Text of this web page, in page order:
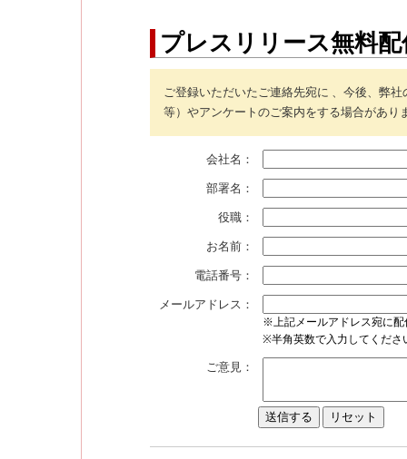
プレスリリース無料
ご登録いただいたご連絡先宛に 、今後、弊
等）やアンケートのご案内をする場合があり
会社名：
部署名：
役職：
お名前：
電話番号：
メールアドレス：
※上記メールアドレス宛に配
※半角英数で入力してくださ
ご意見：